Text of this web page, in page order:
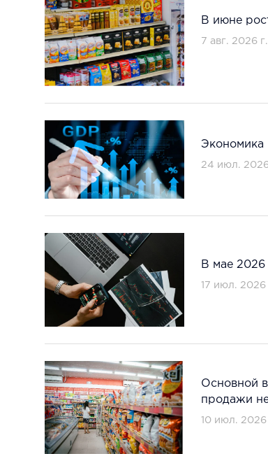
В июне
7 авг. 2026 г.
Экономика
24 июл. 2026
В мае 2026
17 июл. 2026
Основной
продажи
10 июл. 2026